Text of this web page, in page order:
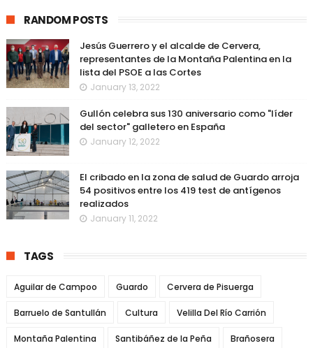
RANDOM POSTS
Jesús Guerrero y el alcalde de Cervera,
representantes de la Montaña Palentina en la
lista del PSOE a las Cortes
January 13, 2022
Gullón celebra sus 130 aniversario como "líder
del sector" galletero en España
January 12, 2022
El cribado en la zona de salud de Guardo arroja
54 positivos entre los 419 test de antígenos
realizados
January 11, 2022
TAGS
Aguilar de Campoo Guardo Cervera de Pisuerga
Barruelo de Santullán Cultura Velilla Del Río Carrión
Montaña Palentina Santibáñez de la Peña Brañosera